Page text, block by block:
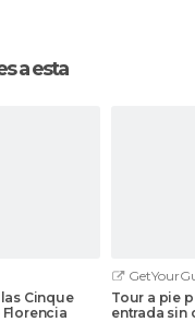
a esta
Cinque
Florencia
Tour a pie
entrada sin